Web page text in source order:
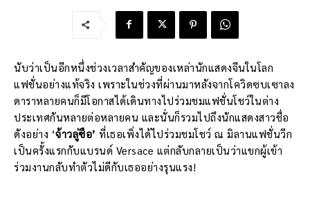
นับว่าเป็นอีกหนึ่งช่วงเวลาสำคัญของเหล่านักแสดงจีนในโลก
แฟชั่นอย่างแท้จริง เพราะในช่วงที่ผ่านมาหลังจากโควิดซบเซาลง
ดาราหลายคนก็มีโอกาสได้เดินทางไปร่วมชมแฟชั่นโชว์ในต่าง
ประเทศกันหลายต่อหลายคน และนั่นก็รวมไปถึงนักแสดงสาวชื่อ
ดังอย่าง ‘จ้าวลู่ซือ’ ที่เธอเพิ่งได้ไปร่วมชมโชว์ ณ มิลานแฟชั่นวีก
เป็นครั้งแรกกับแบรนด์ Versace แต่กลับกลายเป็นว่าแขกผู้เข้า
ร่วมงานกลับทำตัวไม่ดีกับเธออย่างรุนแรง!